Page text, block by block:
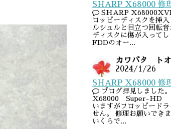
SHARP X68000 修
SHARP
ロッピーディスクを挿
ルシュルと目立つ回転
ディスクに傷が入って
FDDのオー...
カワバタ ト
2024/1/26
SHARP X68000 修
ブログ拝見しました
X68000 Super-HD
いますがフロッピード
せん。 修理お願いでき
いくらで...